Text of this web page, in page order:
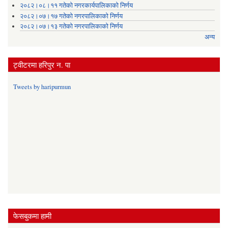
२०८२।०८।११ गतेको नगरकार्यपालिकाको निर्णय
२०८२।०७।१७ गतेको नगरपालिकाको निर्णय
२०८२।०७।१३ गतेको नगरपालिकाको निर्णय
अन्य
ट्वीटरमा हरिपुर न. पा
Tweets by haripurmun
फेसबुकमा हामी